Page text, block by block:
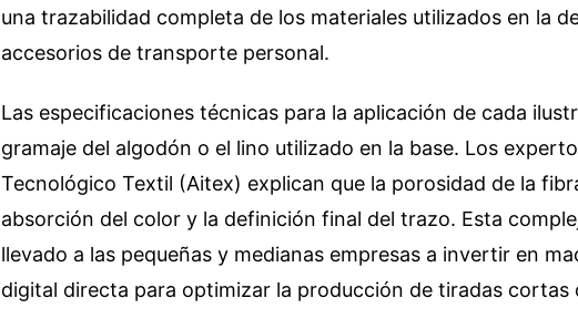
una trazabilidad completa de los materiales utilizados en la
accesorios de transporte personal.
Las especificaciones técnicas para la aplicación de cada
gramaje del algodón o el lino utilizado en la base. Los
Tecnológico Textil (Aitex) explican que la porosidad de la
absorción del color y la definición final del trazo. Esta
llevado a las pequeñas y medianas empresas a invertir en
digital directa para optimizar la producción de tiradas cortas